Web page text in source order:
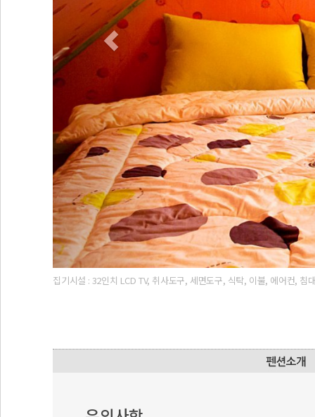
집기시설 : 32인치 LCD TV, 취사도구, 세면도구, 식탁, 이불, 에어컨,